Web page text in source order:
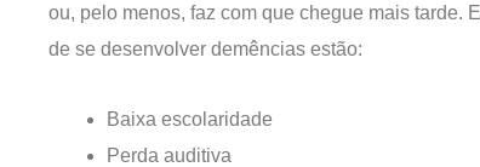
ou, pelo menos, faz com que chegue mais tarde.
de se desenvolver demências estão:
Baixa escolaridade
Perda auditiva